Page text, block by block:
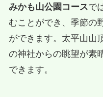
みかも山公園コースで
むことができ、季節の
ができます。太平山山
の神社からの眺望が素
できます。